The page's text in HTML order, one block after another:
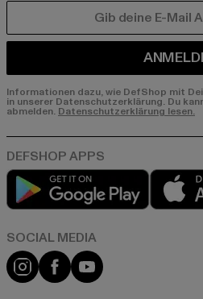
Informationen dazu, wie DefShop mit
in unserer Datenschutzerklärung. Du
abmelden. Datenschutzerklärung lesen.
Play
Instagram
FacebookYouTube